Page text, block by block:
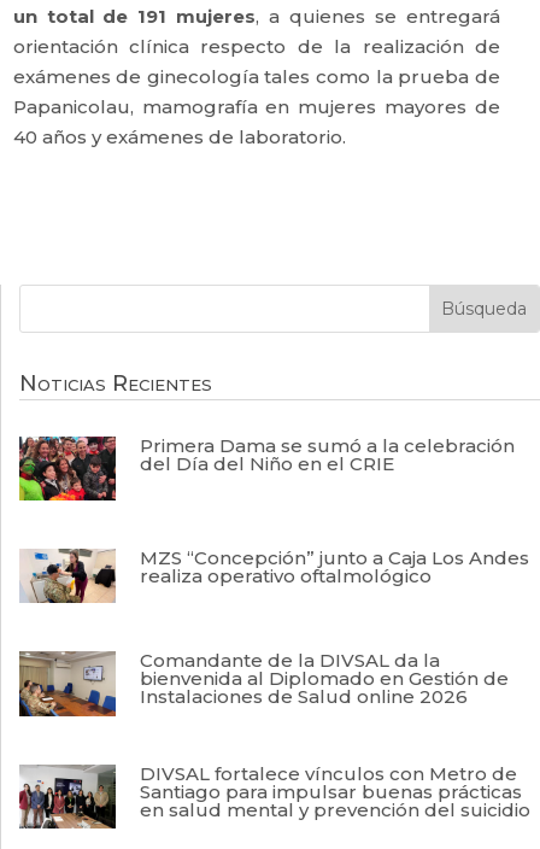
un total de 191 mujeres, a quienes se entregará
orientación clínica respecto de la realización de
exámenes de ginecología tales como la prueba de
Papanicolau, mamografía en mujeres mayores de
40 años y exámenes de laboratorio.
Noticias Recientes
Primera Dama se sumó a la celebración
del Día del Niño en el CRIE
MZS “Concepción” junto a Caja Los Andes
realiza operativo oftalmológico
Comandante de la DIVSAL da la
bienvenida al Diplomado en Gestión de
Instalaciones de Salud online 2026
DIVSAL fortalece vínculos con Metro de
Santiago para impulsar buenas prácticas
en salud mental y prevención del suicidio